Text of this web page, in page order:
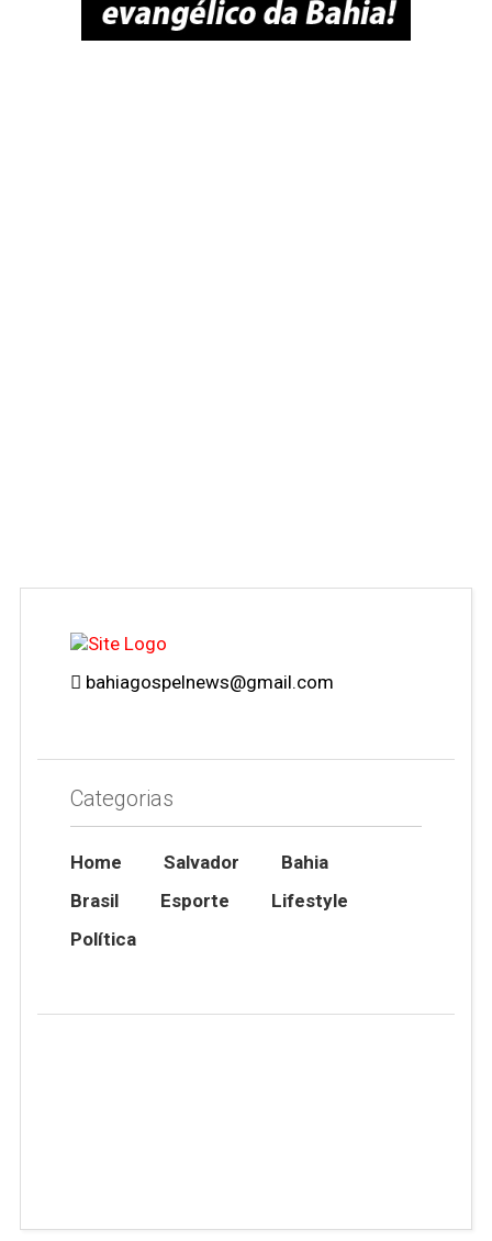
bahiagospelnews@gmail.com
Categorias
Home Salvador
Bahia
Brasil
Esporte
Lifestyle
Política